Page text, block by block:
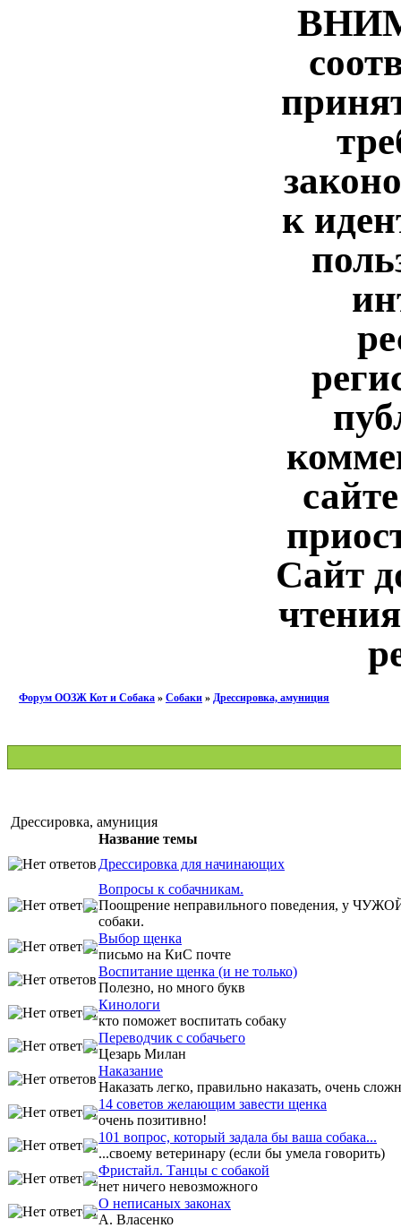
к
Сайт
Форум ООЗЖ Кот и Собака » Собаки » Дрессировка, амуниция
Дрессировка, амуниция
Название темы
Дрессировка для начинающих
Вопросы к собачникам.
Поощрение неправильного поведения, у
собаки.
Выбор щенка
письмо на КиС почте
Воспитание щенка (и не только)
Полезно, но много букв
Кинологи
кто поможет воспитать собаку
Переводчик с собачьего
Цезарь Милан
Наказание
Наказать легко, правильно наказать, очень
14 советов желающим завести щенка
очень позитивно!
101 вопрос, который задала бы ваша собака...
...своему ветеpинаpу (если бы умела говоpить)
Фристайл. Танцы с собакой
нет ничего невозможного
О неписаных законах
А. Власенко